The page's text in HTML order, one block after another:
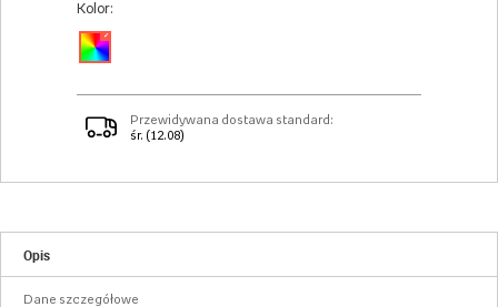
Kolor:
✓
Przewidywana dostawa standard:
śr. (12.08)
Opis
Dane szczegółowe